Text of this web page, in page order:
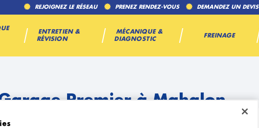
REJOIGNEZ LE RÉSEAU PRENEZ RENDEZ-VOUS DEMANDEZ UN DEVIS
ENTRETIEN &
RÉVISION
MÉCANIQUE &
DIAGNOSTIC
FREINAGE
Premier à Mahalon